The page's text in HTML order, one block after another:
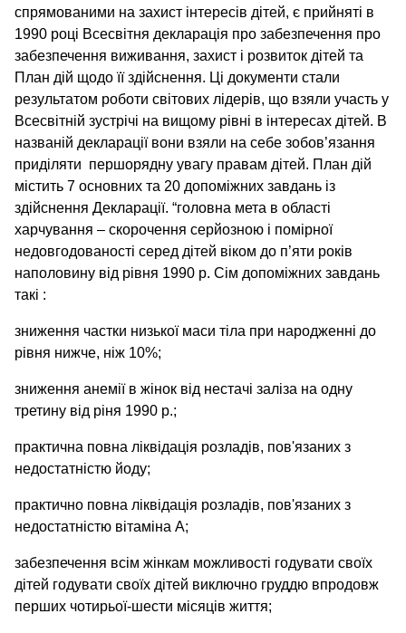
спрямованими на захист інтересів дітей, є прийняті в
1990 році Всесвітня декларація про забезпечення про
забезпечення виживання, захист і розвиток дітей та
План дій щодо її здійснення. Ці документи стали
результатом роботи світових лідерів, що взяли участь у
Всесвітній зустрічі на вищому рівні в інтересах дітей. В
названій декларації вони взяли на себе зобов’язання
приділяти першорядну увагу правам дітей. План дій
містить 7 основних та 20 допоміжних завдань із
здійснення Декларації. “головна мета в області
харчування – скорочення серйозною і помірної
недовгодованості серед дітей віком до п’яти років
наполовину від рівня 1990 р. Сім допоміжних завдань
такі :
зниження частки низької маси тіла при народженні до
рівня нижче, ніж 10%;
зниження анемії в жінок від нестачі заліза на одну
третину від ріня 1990 р.;
практична повна ліквідація розладів, пов'язаних з
недостатністю йоду;
практично повна ліквідація розладів, пов'язаних з
недостатністю вітаміна А;
забезпечення всім жінкам можливості годувати своїх
дітей годувати своїх дітей виключно груддю впродовж
перших чотирьої-шести місяців життя;